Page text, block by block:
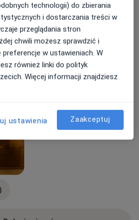
zębowe
Protezy
koronowo-korzeniowe
lokalizacje (2)
technologii) do zbierania
i dostarczania treści w
przeglądania stron
chwili możesz sprawdzić i
w ustawieniach. W
również linki do polityk
Więcej informacji znajdziesz
ustawienia Zaakceptuj